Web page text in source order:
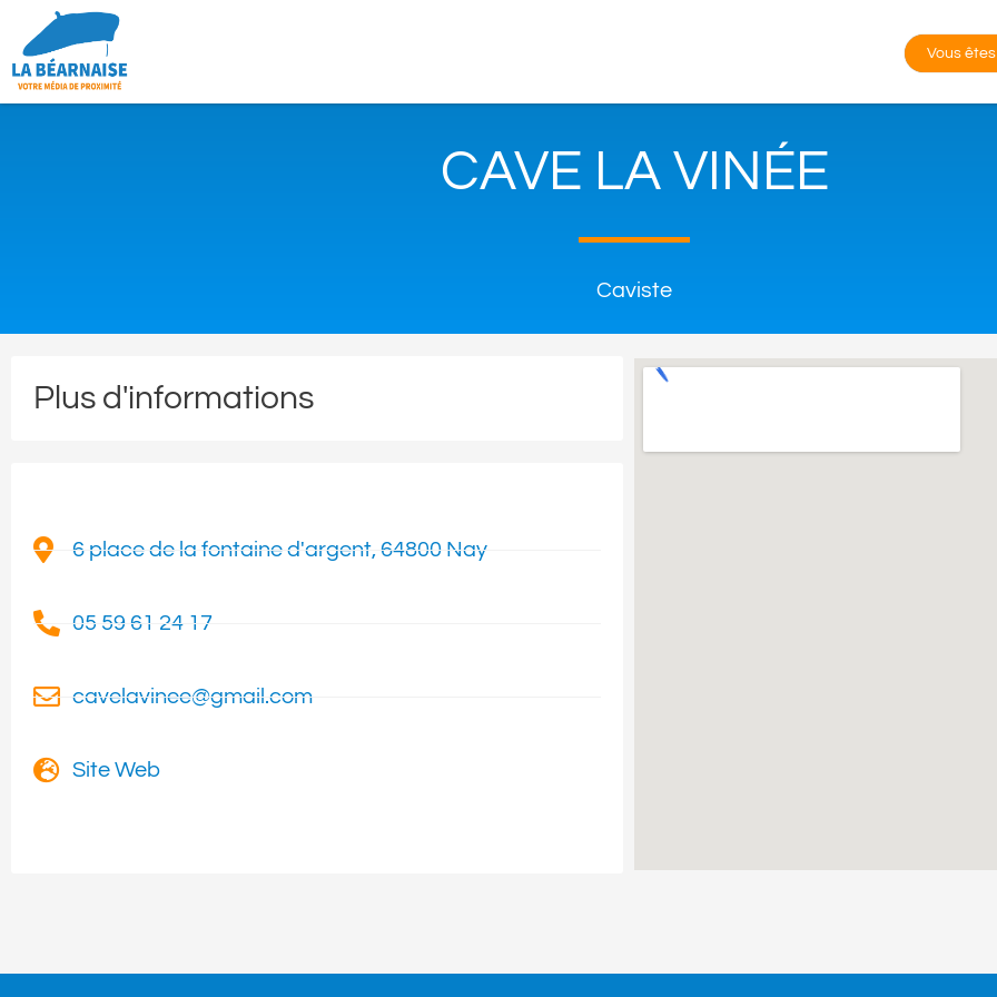
Vous
CAVE LA VINÉE
Caviste
Plus d'informations
6 place de la fontaine d'argent, 64800 Nay
05 59 61 24 17
cavelavinee@gmail.com
Site Web